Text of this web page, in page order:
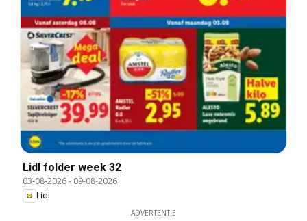
Lidl folder week 32
03-08-2026- 09-08-2026
Lidl
ADVERTENTIE